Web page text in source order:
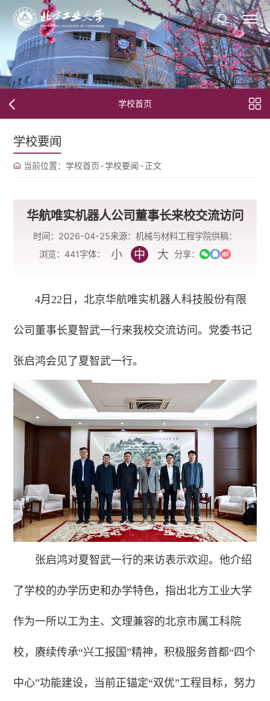
学校首页
学校要闻
当前位置： 学校首页-学校要闻 -正文
华航唯实机器人公司董事长来校交流访问
时间：2026-04-25来源：机械与材料工程学院供稿：
浏览： 441字体： 小 中 大 分享：
4月22日，北京华航唯实机器人科技股份有限
公司董事长夏智武一行来我校交流访问。党委书记
张启鸿会见了夏智武一行。
张启鸿对夏智武一行的来访表示欢迎。他介绍
了学校的办学历史和办学特色，指出北方工业大学
作为一所以工为主、文理兼容的北京市属工科院
校，赓续传承“兴工报国”精神，积极服务首都“四个
中心”功能建设，当前正锚定“双优”工程目标，努力